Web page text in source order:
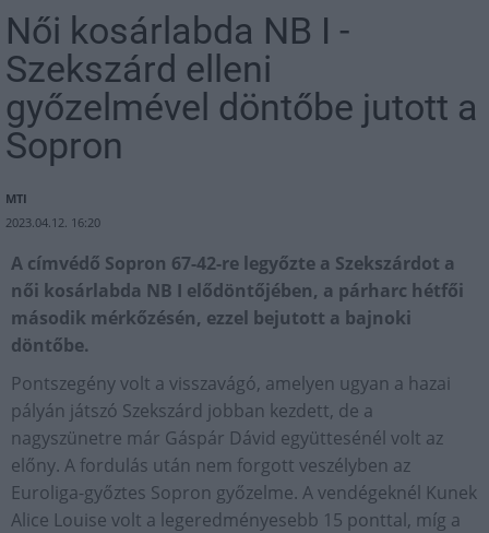
Női kosárlabda NB I -
Szekszárd elleni
győzelmével döntőbe jutott a
Sopron
MTI
2023.04.12. 16:20
A címvédő Sopron 67-42-re legyőzte a Szekszárdot a
női kosárlabda NB I elődöntőjében, a párharc hétfői
második mérkőzésén, ezzel bejutott a bajnoki
döntőbe.
Pontszegény volt a visszavágó, amelyen ugyan a hazai
pályán játszó Szekszárd jobban kezdett, de a
nagyszünetre már Gáspár Dávid együttesénél volt az
előny. A fordulás után nem forgott veszélyben az
Euroliga-győztes Sopron győzelme. A vendégeknél Kunek
Alice Louise volt a legeredményesebb 15 ponttal, míg a